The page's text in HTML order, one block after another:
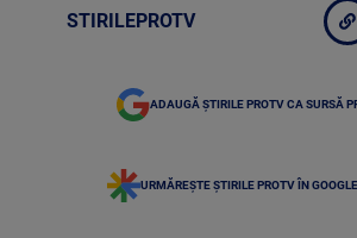
STIRILEPROTV
ADAUGĂ ȘTIRILE PROTV CA SURSĂ
URMĂREȘTE ȘTIRILE PROTV ÎN